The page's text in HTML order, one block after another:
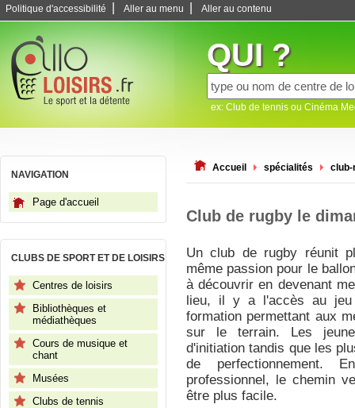
Politique d'accessibilité Aller au menu Aller au contenu
QUI ?
ex: Club de tennis ou Cinéma
NAVIGATION
Page d'accueil
CLUBS DE SPORT ET DE LOISIRS
Centres de loisirs
Bibliothèques et
médiathèques
Cours de musique et
chant
Musées
Clubs de tennis
Accueil spécialités club-
Club de rugby le
Un club de rugby réunit
même passion pour le
à découvrir en devenant
lieu, il y a l'accès au jeu
formation permettant aux
sur le terrain. Les
d'initiation tandis que les
de perfectionnement.
professionnel, le chemin
être plus facile.